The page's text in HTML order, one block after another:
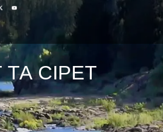
СІРЕТ